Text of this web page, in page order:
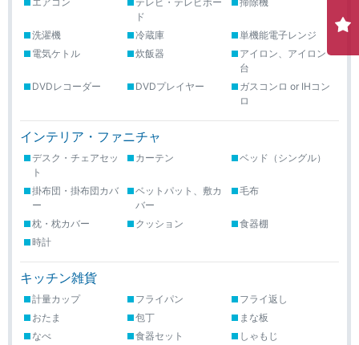
ド
洗濯機 冷蔵庫
単機能電子レンジ
電気ケトル
炊飯器
アイロン、アイロン
台
DVDレコーダー
DVDプレイヤー
ガスコンロ or IHコン
ロ
インテリア・ファニチャ
デスク・チェアセッ
ト
カーテン ベッド（シングル）
掛布団・掛布団カバ
ー
ベットパット、敷カ
バー
毛布
枕・枕カバー クッション
食器棚
時計
キッチン雑貨
計量カップ フライパン
フライ返し
おたま
包丁
まな板
なべ
食器セット
しゃもじ